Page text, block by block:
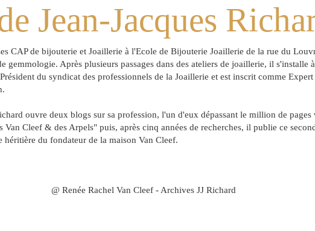
Jean-Jacques
CAP de bijouterie et Joaillerie à l'Ecole de Bijouterie Joaillerie de la rue du
gemmologie. Après plusieurs passages dans des ateliers de joaillerie, il s'installe
du syndicat des professionnels de la Joaillerie et est inscrit comme
ouvre deux blogs sur sa profession, l'un d'eux dépassant le million de pages
Cleef & des Arpels" puis, après cinq années de recherches, il publie ce
du fondateur de la maison Van Cleef.
Cleef - Archives JJ Richard